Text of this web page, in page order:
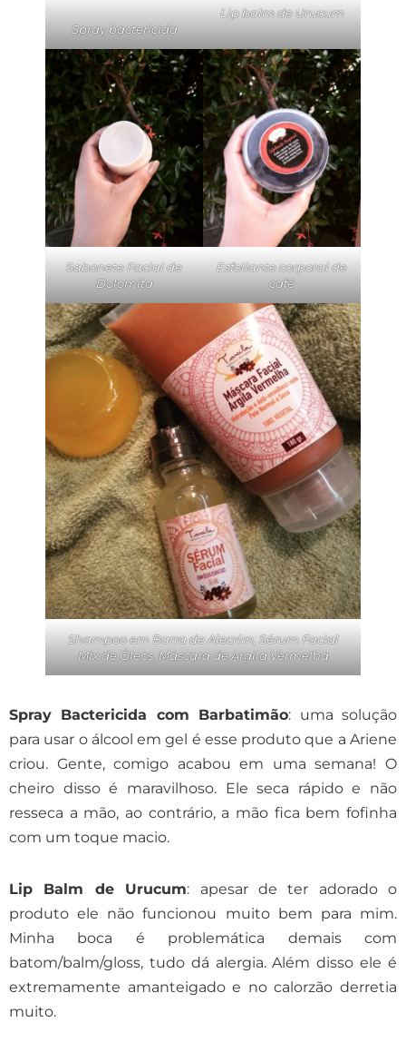
Spray bactericida
Lip balm de Urucum
Sabonete Facial de
Dolomita
Esfoliante corporal de
café
Shampoo em Barra de Alecrim, Sérum Facial
MIx de Óleos, Máscara de Argila Vermelha
Spray Bactericida com Barbatimão: uma solução
para usar o álcool em gel é esse produto que a Ariene
criou. Gente, comigo acabou em uma semana! O
cheiro disso é maravilhoso. Ele seca rápido e não
resseca a mão, ao contrário, a mão fica bem fofinha
com um toque macio.
Lip Balm de Urucum: apesar de ter adorado o
produto ele não funcionou muito bem para mim.
Minha boca é problemática demais com
batom/balm/gloss, tudo dá alergia. Além disso ele é
extremamente amanteigado e no calorzão derretia
muito.